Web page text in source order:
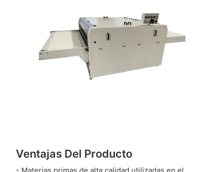
Ventajas Del Producto